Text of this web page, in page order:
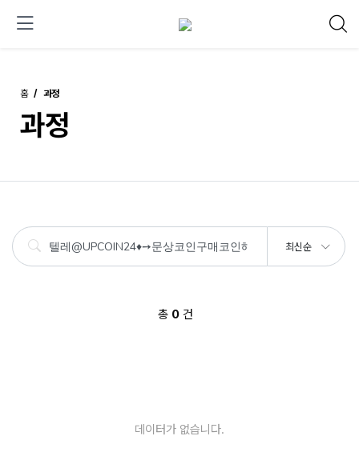
홈 과정
과정
최신순
총 0 건
데이터가 없습니다.